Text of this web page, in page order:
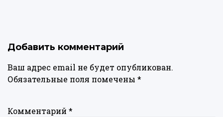
Добавить комментарий
Ваш адрес email не будет опубликован.
Обязательные поля помечены *
Комментарий *